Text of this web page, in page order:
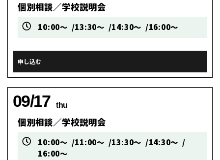
個別相談／学校説明会
10:00～ 13:30～ 14:30～ 16:00～
申し込む
09/17 thu
個別相談／学校説明会
10:00～ 11:00～ 13:30～
14:30～
16:00～